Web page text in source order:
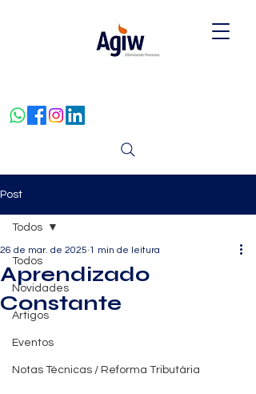
Post
Todos
Novidades
Artigos
Eventos
Notas Técnicas / Reforma Tributária
Todos
Aprendizado
Constante
26 de mar. de 2025 1 min de leitura